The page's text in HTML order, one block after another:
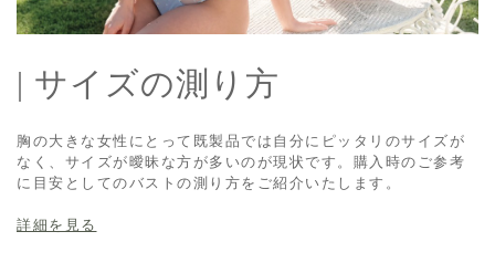
| サイズの測り方
胸の大きな女性にとって既製品では自分にピッタリのサイズが
なく、サイズが曖昧な方が多いのが現状です。購入時のご参考
に目安としてのバストの測り方をご紹介いたします。
詳細を見る